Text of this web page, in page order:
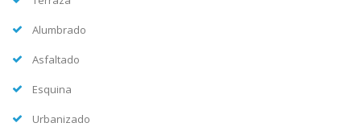
Alumbrado
Asfaltado
Esquina
Urbanizado